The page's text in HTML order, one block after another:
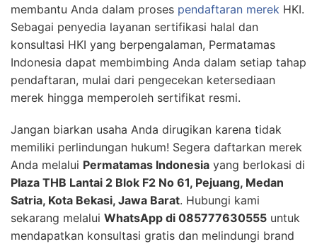
membantu Anda dalam proses pendaftaran merek HKI.
Sebagai penyedia layanan sertifikasi halal dan
konsultasi HKI yang berpengalaman, Permatamas
Indonesia dapat membimbing Anda dalam setiap tahap
pendaftaran, mulai dari pengecekan ketersediaan
merek hingga memperoleh sertifikat resmi.
Jangan biarkan usaha Anda dirugikan karena tidak
memiliki perlindungan hukum! Segera daftarkan merek
Anda melalui Permatamas Indonesia yang berlokasi di
Plaza THB Lantai 2 Blok F2 No 61, Pejuang, Medan
Satria, Kota Bekasi, Jawa Barat. Hubungi kami
sekarang melalui WhatsApp di 085777630555 untuk
mendapatkan konsultasi gratis dan melindungi brand